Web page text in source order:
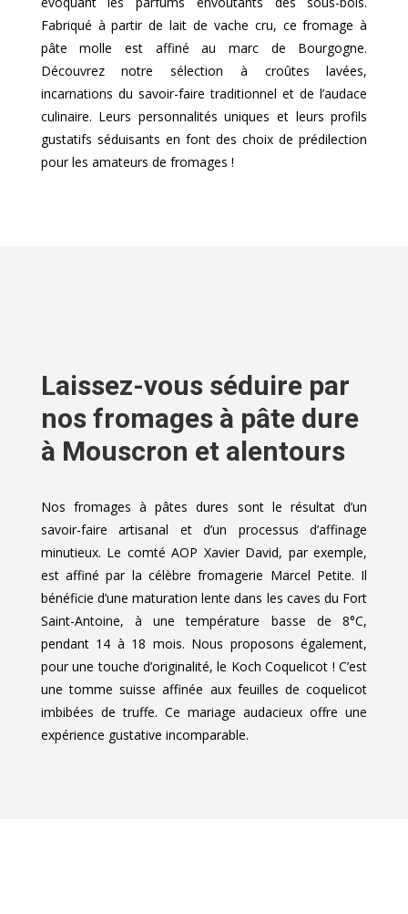
Fabriqué à partir de lait de vache cru, ce fromage à
pâte molle est affiné au marc de Bourgogne.
Découvrez notre sélection à croûtes lavées,
incarnations du savoir-faire traditionnel et de l’audace
culinaire. Leurs personnalités uniques et leurs profils
gustatifs séduisants en font des choix de prédilection
pour les amateurs de fromages !
Laissez-vous séduire par
nos fromages à pâte dure
à Mouscron et alentours
Nos fromages à pâtes dures sont le résultat d’un
savoir-faire artisanal et d’un processus d’affinage
minutieux. Le comté AOP Xavier David, par exemple,
est affiné par la célèbre fromagerie Marcel Petite. Il
bénéficie d’une maturation lente dans les caves du Fort
Saint-Antoine, à une température basse de 8°C,
pendant 14 à 18 mois. Nous proposons également,
pour une touche d’originalité, le Koch Coquelicot ! C’est
une tomme suisse affinée aux feuilles de coquelicot
imbibées de truffe. Ce mariage audacieux offre une
expérience gustative incomparable.